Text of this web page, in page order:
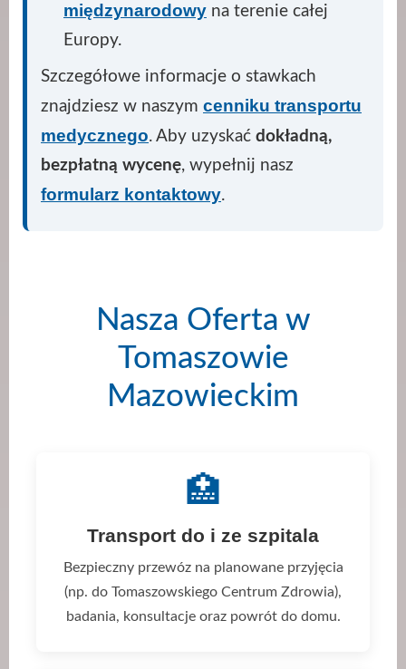
międzynarodowy na terenie całej
Europy.
Szczegółowe informacje o stawkach
znajdziesz w naszym cenniku transportu
medycznego. Aby uzyskać dokładną,
bezpłatną wycenę, wypełnij nasz
formularz kontaktowy.
Nasza Oferta w
Tomaszowie
Mazowieckim
🏥
Transport do i ze szpitala
Bezpieczny przewóz na planowane przyjęcia
(np. do Tomaszowskiego Centrum Zdrowia),
badania, konsultacje oraz powrót do domu.